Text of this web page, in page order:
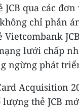
qua các
chỉ phản
lưới chấp
ngừng phát
Acquisition
thẻ JCB